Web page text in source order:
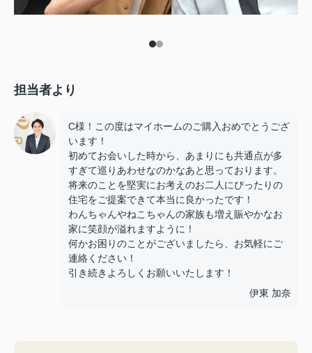
担当者より
C様！この度はマイホームのご購入おめでとうござ
います！
初めてお会いした時から、あまりにも共通点が多
すぎて巡りあわせなのかなあと思っております。
将来のことを堅実にお考えのお二人にぴったりの
住宅をご提案できて本当に良かったです！
わんちゃんやねこちゃんの家族も増え賑やかなお
家に笑顔が溢れますように！
何かお困りのことがございましたら、お気軽にご
連絡ください！
引き続きよろしくお願いいたします！
伊東 加奈